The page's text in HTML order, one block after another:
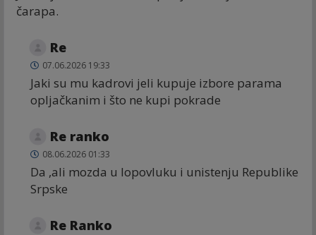
čarapa.
Re
07.06.2026 19:33
Jaki su mu kadrovi jeli kupuje izbore parama
opljačkanim i što ne kupi pokrade
Re ranko
08.06.2026 01:33
Da ,ali mozda u lopovluku i unistenju Republike
Srpske
Re Ranko